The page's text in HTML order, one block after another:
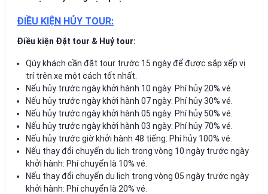
ĐIỀU KIỆN HỦY TOUR:
Điều kiện Đặt tour & Huỷ tour:
Qúy khách cần đặt tour trước 15 ngày để được sắp xếp vị
trí trên xe một cách tốt nhất.
Nếu hủy trước ngày khởi hành 10 ngày: Phí hủy 20% vé.
Nếu hủy trước ngày khởi hành 07 ngày: Phí hủy 30% vé.
Nếu hủy trước ngày khởi hành 05 ngày: Phí hủy 50% vé.
Nếu hủy trước ngày khởi hành 03 ngày: Phí hủy 70% vé.
Nếu hủy trước giờ khởi hành 48 tiếng: Phí hủy 100% vé.
Nếu thay đổi chuyến du lịch trong vòng 10 ngày trước ngày
khởi hành: Phí chuyển là 10% vé.
Nếu thay đổi chuyến du lịch trong vòng 05 ngày trước ngày
khởi hành: Phí chuyển là 20% vé.